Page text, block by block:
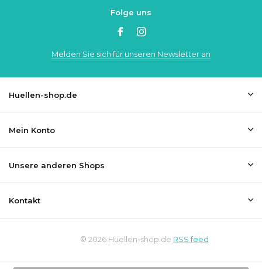
Folge uns
Melden Sie sich für unseren Newsletter an
Huellen-shop.de
Mein Konto
Unsere anderen Shops
Kontakt
© 2026 Huellen-shop.de RSS feed